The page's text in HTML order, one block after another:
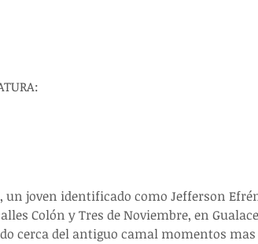
un joven identificado como Jefferson
Colón y Tres de Noviembre, en
cerca del antiguo camal momentos mas